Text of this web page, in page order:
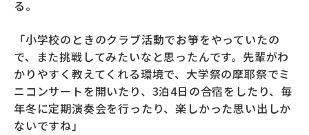
る。
「小学校のときのクラブ活動でお箏をやっていたの
で、また挑戦してみたいなと思ったんです。先輩がわ
かりやすく教えてくれる環境で、大学祭の摩耶祭でミ
ニコンサートを開いたり、3泊4日の合宿をしたり、毎
年冬に定期演奏会を行ったり、楽しかった思い出しか
ないですね」